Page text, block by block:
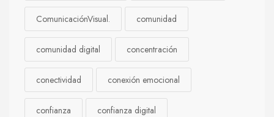
ComunicaciónVisual. comunidad
comunidad digital concentración
conectividad conexión emocional
confianza confianza digital